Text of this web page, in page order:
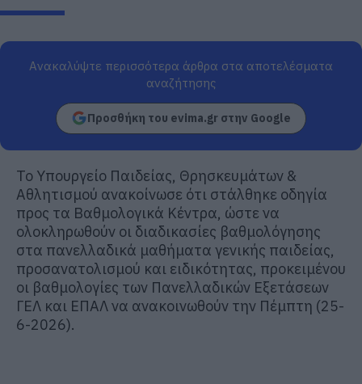
Ανακαλύψτε περισσότερα άρθρα στα αποτελέσματα
αναζήτησης
Προσθήκη του evima.gr στην Google
Το Υπουργείο Παιδείας, Θρησκευμάτων &
Αθλητισμού ανακοίνωσε ότι στάλθηκε οδηγία
προς τα Βαθμολογικά Κέντρα, ώστε να
ολοκληρωθούν οι διαδικασίες βαθμολόγησης
στα πανελλαδικά μαθήματα γενικής παιδείας,
προσανατολισμού και ειδικότητας, προκειμένου
οι βαθμολογίες των Πανελλαδικών Εξετάσεων
ΓΕΛ και ΕΠΑΛ να ανακοινωθούν την Πέμπτη (25-
6-2026).